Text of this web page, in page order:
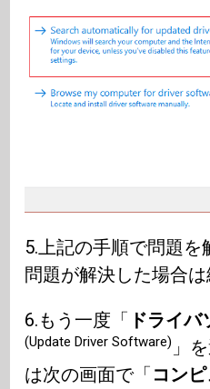
5.上記の手順で問題を
問題が解決した場合は
6.もう一度「 ドライ
(Update Driver Software) 」
は次の画面で「 コン